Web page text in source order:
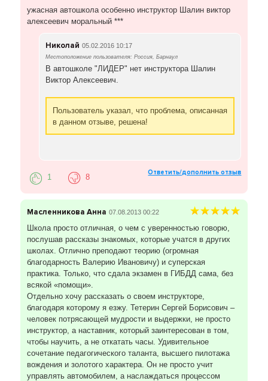
ужасная автошкола особенно инструктор Шалин виктор
алексеевич моральный ***
Николай 05.02.2016 10:17
Местоположение пользователя: Россия, Барнаул
В автошколе "ЛИДЕР" нет инструктора Шалин
Виктор Алексеевич.
Пользователь указал, что проблема, описанная
в данном отзыве, решена!
Ответить/дополнить отзыв
1 8
Масленникова Анна 07.08.2013 00:22
Школа просто отличная, о чем с уверенностью говорю,
послушав рассказы знакомых, которые учатся в других
школах. Отлично преподают теорию (огромная
благодарность Валерию Ивановичу) и суперская
практика. Только, что сдала экзамен в ГИБДД сама, без
всякой «помощи».
Отдельно хочу рассказать о своем инструкторе,
благодаря которому я езжу. Тетерин Сергей Борисович –
человек потрясающей мудрости и выдержки, не просто
инструктор, а наставник, который заинтересован в том,
чтобы научить, а не откатать часы. Удивительное
сочетание педагогического таланта, высшего пилотажа
вождения и золотого характера. Он не просто учит
управлять автомобилем, а наслаждаться процессом